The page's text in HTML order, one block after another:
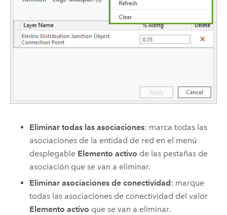
Eliminar todas las asociaciones: marca todas las
asociaciones de la entidad de red en el menú
desplegable Elemento activo de las pestañas de
asociación que se van a eliminar.
Eliminar asociaciones de conectividad: marque
todas las asociaciones de conectividad del valor
Elemento activo que se van a eliminar.